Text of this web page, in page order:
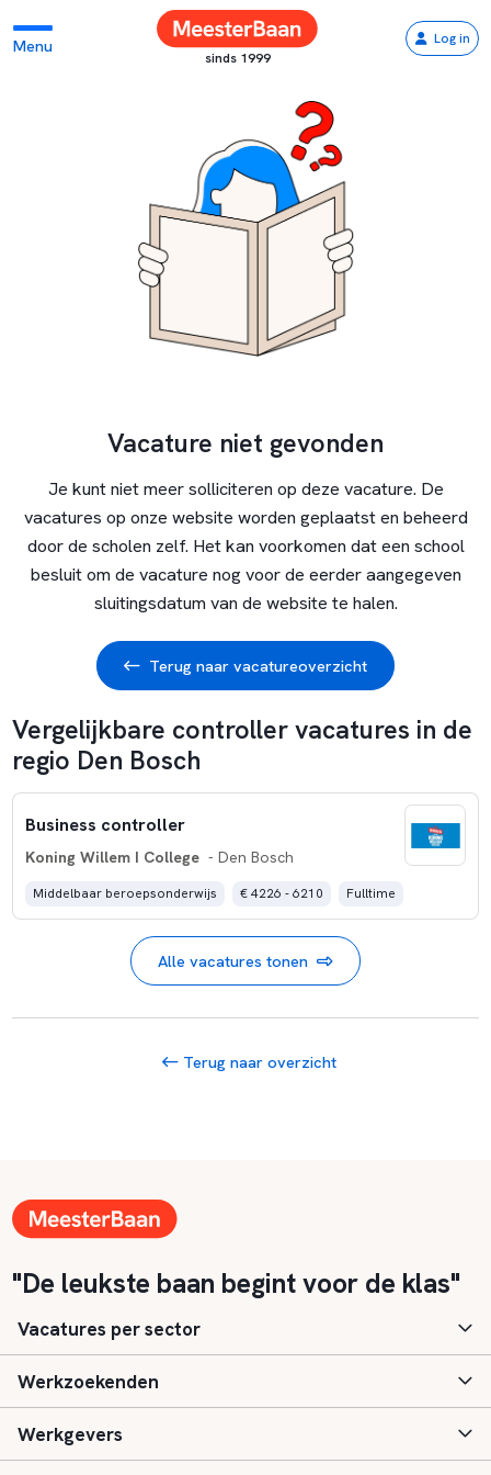
Menu
sinds 1999
Log in
Vacature niet gevonden
Je kunt niet meer solliciteren op deze vacature. De
vacatures op onze website worden geplaatst en beheerd
door de scholen zelf. Het kan voorkomen dat een school
besluit om de vacature nog voor de eerder aangegeven
sluitingsdatum van de website te halen.
Terug naar vacatureoverzicht
Vergelijkbare controller vacatures in de
regio Den Bosch
Business controller
Koning Willem I College - Den Bosch
Middelbaar beroepsonderwijs € 4226 - 6210 Fulltime
Alle vacatures tonen
Terug naar overzicht
"De leukste baan begint voor de klas"
Vacatures per sector
Basisonderwijs
Speciaal (basis) onderwijs
Werkzoekenden
Aanmelden
Werkgevers